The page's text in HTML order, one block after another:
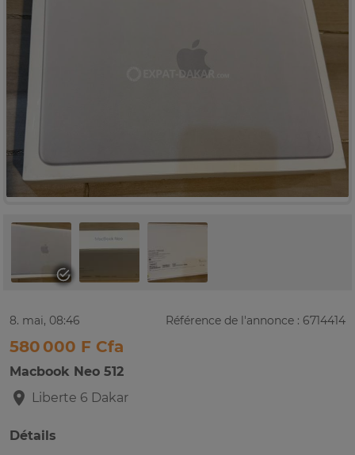
8. mai, 08:46 Référence de l'annonce : 6714414
580 000 F Cfa
Macbook Neo 512
Liberte 6 Dakar
Détails